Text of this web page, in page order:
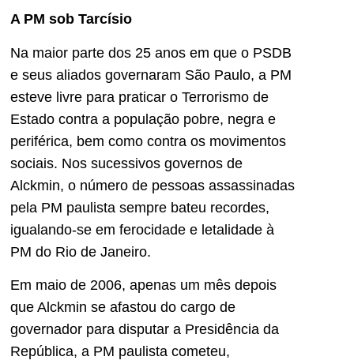
A PM sob Tarcísio
Na maior parte dos 25 anos em que o PSDB
e seus aliados governaram São Paulo, a PM
esteve livre para praticar o Terrorismo de
Estado contra a população pobre, negra e
periférica, bem como contra os movimentos
sociais. Nos sucessivos governos de
Alckmin, o número de pessoas assassinadas
pela PM paulista sempre bateu recordes,
igualando-se em ferocidade e letalidade à
PM do Rio de Janeiro.
Em maio de 2006, apenas um mês depois
que Alckmin se afastou do cargo de
governador para disputar a Presidência da
República, a PM paulista cometeu,